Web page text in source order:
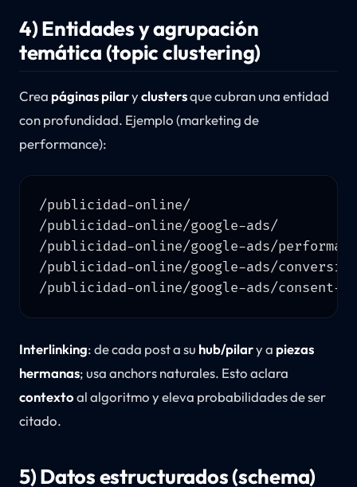
4) Entidades y agrupación
temática (topic clustering)
Crea páginas pilaryclustersque cubran una entidad
con profundidad. Ejemplo (marketing de
performance):
/publicidad-online/
/publicidad-online/google-ads/
/publicidad-online/google-ads/
/publicidad-online/google-ads/
Interlinking: de cada post a su hub/pilary a piezas
hermanas; usa anchors naturales. Esto aclara
contextoal algoritmo y eleva probabilidades de ser
citado.
5) Datos estructurados (schema)